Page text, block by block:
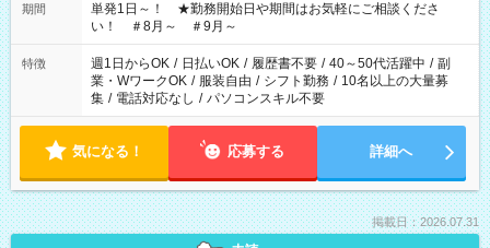
期間
単発1日～！ ★勤務開始日や期間はお気軽にご相談くださ
い！ ＃8月～ ＃9月～
特徴 週1日からOK / 日払いOK / 履歴書不要 / 40～50代活躍中 / 副
業・WワークOK / 服装自由 / シフト勤務 / 10名以上の大量募
集 / 電話対応なし / パソコンスキル不要
気になる！ 応募する 詳細へ
掲載日：2026.07.31